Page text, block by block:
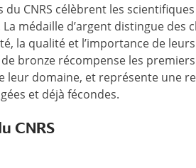
du CNRS célèbrent les
La médaille d’argent distingue
la qualité et l’importance de
bronze récompense les
leur domaine, et représente une
et déjà fécondes.
CNRS